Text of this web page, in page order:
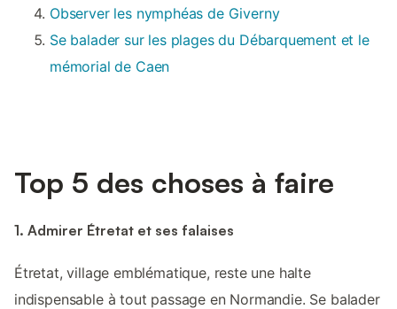
Observer les nymphéas de Giverny
Se balader sur les plages du Débarquement et le
mémorial de Caen
Top 5 des choses à faire
1. Admirer Étretat et ses falaises
Étretat, village emblématique, reste une halte
indispensable à tout passage en Normandie. Se balader